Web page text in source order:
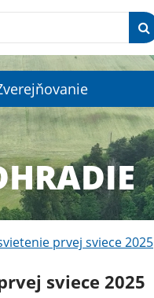
prvej sviece 2025
sviece 2025